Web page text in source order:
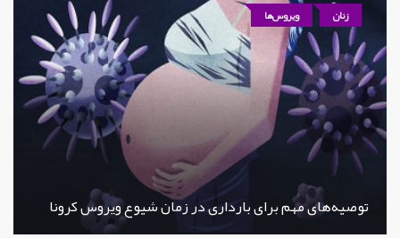
زنان ویروس‌ها
توصیه‌های مهم برای بارداری در زمان شیوع ویروس کرونا